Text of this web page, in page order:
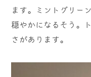
ます。ミントグリー
穏やかになるそう。
さがあります。